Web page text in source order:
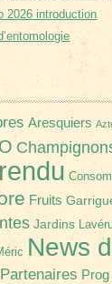
2026 introduction
Aresquiers
Fruits
Jardins
News
Partenaires Prog